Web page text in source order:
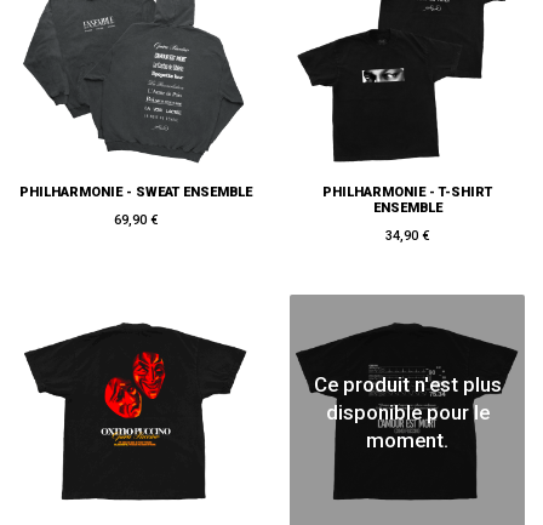
PHILHARMONIE - SWEAT ENSEMBLE
69,90 €
PHILHARMONIE - T-SHIRT
ENSEMBLE
34,90 €
Ce produit n'est plus
disponible pour le
moment.